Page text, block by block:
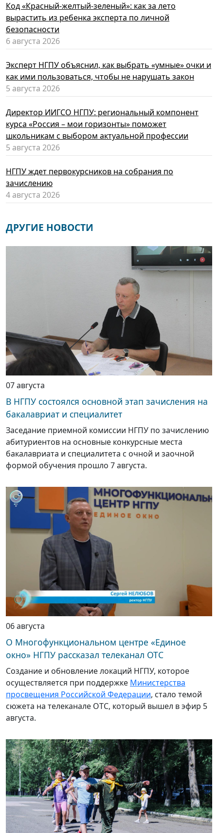
Код «Красный-желтый-зеленый»: как за лето
вырастить из ребенка эксперта по личной
безопасности
6 августа 2026
Эксперт НГПУ объяснил, как выбрать «умные» очки и
как ими пользоваться, чтобы не нарушать закон
5 августа 2026
Директор ИИГСО НГПУ: региональный компонент
курса «Россия – мои горизонты» поможет
школьникам с выбором актуальной профессии
5 августа 2026
НГПУ ждет первокурсников на собрания по
зачислению
4 августа 2026
ДРУГИЕ НОВОСТИ
07 августа
В НГПУ состоялся основной этап зачисления на
бакалавриат и специалитет
Заседание приемной комиссии НГПУ по зачислению
абитуриентов на основные конкурсные места
бакалавриата и специалитета с очной и заочной
формой обучения прошло 7 августа.
06 августа
О Многофункциональном центре «Единое
окно» НГПУ рассказал телеканал ОТС
Создание и обновление локаций НГПУ, которое
осуществляется при поддержке Министерства
просвещения Российской Федерации, стало темой
сюжета на телеканале ОТС, который вышел в эфир 5
августа.